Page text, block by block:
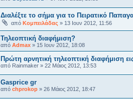
Διαλέξτε το σήμα για το Πειρατικό
από Κομπειλάδας » 13 Ιουν 2012, 11:56
Τηλεοπτική διαφήμιση?
από Admax » 15 Ιουν 2012, 18:08
Πρώτη αρνητική τηλεοπτική διαφήμιση
από Rainmaker » 22 Μάιος 2012, 13:53
Gasprice gr
από chprokop » 26 Μάιος 2012, 18:47